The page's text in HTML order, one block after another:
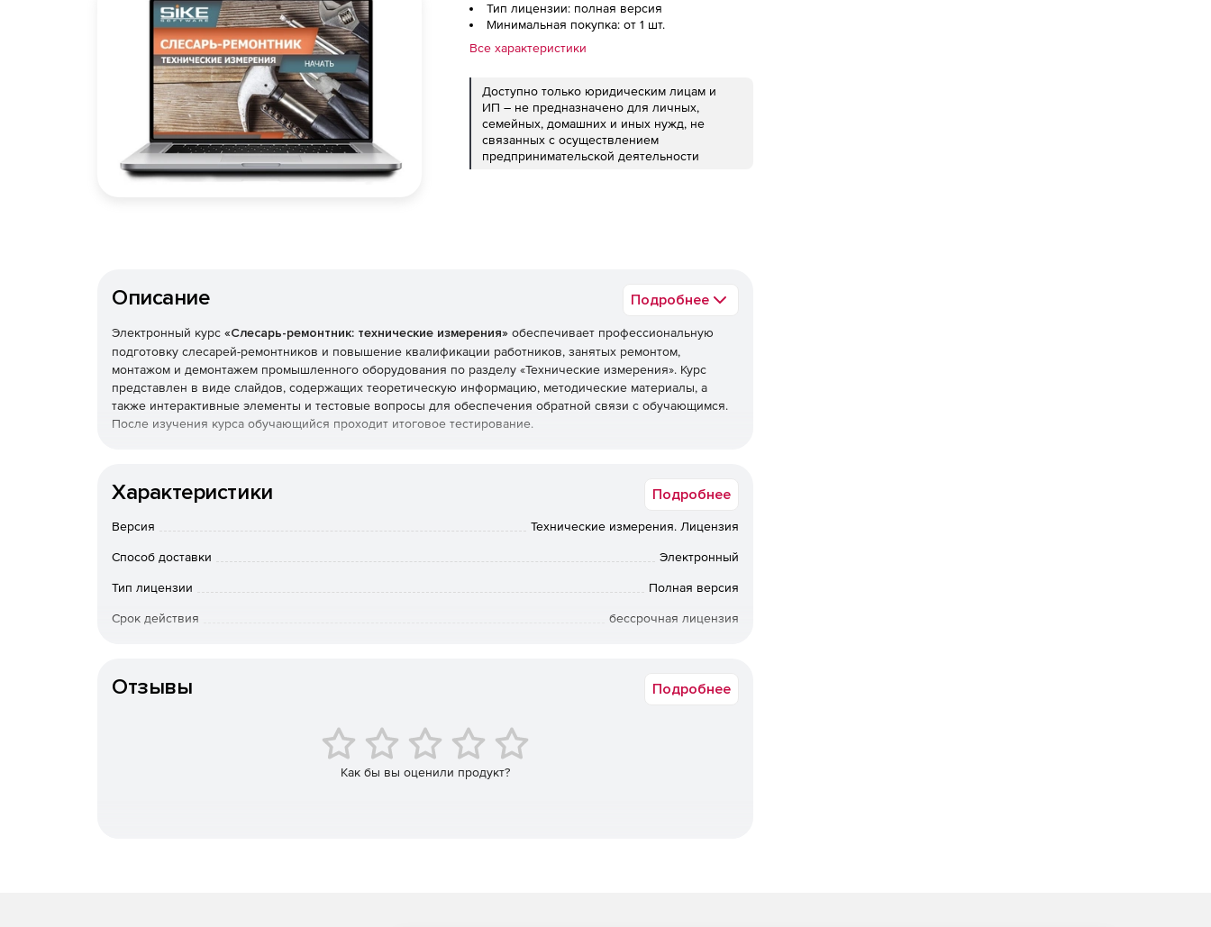
Тип лицензии: полная версия
Минимальная покупка: от 1 шт.
Все характеристики
Доступно только юридическим лицам и
ИП – не предназначено для личных,
семейных, домашних и иных нужд, не
связанных с осуществлением
предпринимательской деятельности
Описание Подробнее
Электронный курс «Слесарь-ремонтник: технические измерения» обеспечивает профессиональную
подготовку слесарей-ремонтников и повышение квалификации работников, занятых ремонтом,
монтажом и демонтажем промышленного оборудования по разделу «Технические измерения». Курс
представлен в виде слайдов, содержащих теоретическую информацию, методические материалы, а
также интерактивные элементы и тестовые вопросы для обеспечения обратной связи с обучающимся.
После изучения курса обучающийся проходит итоговое тестирование.
Основы измерений, допуски и посадки.
Классификация средств измерения.
Допуски и посадки: точность обработки, шероховатость поверхности, номинальный, действительный
Характеристики Подробнее
Версия Технические измерения. Лицензия
Способ доставки Электронный
Тип лицензии Полная версия
Срок действия бессрочная лицензия
Отзывы Подробнее
Как бы вы оценили продукт?